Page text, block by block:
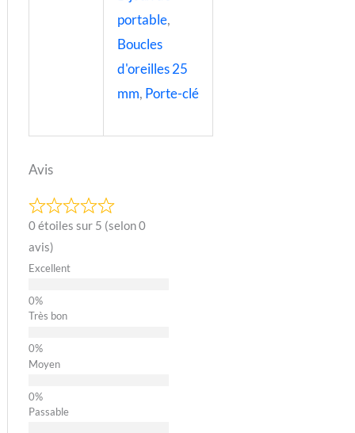
portable,
Boucles
d'oreilles 25
mm, Porte-clé
Avis
0 étoiles sur 5 (selon 0
avis)
Excellent
Très bon
Moyen
Passable